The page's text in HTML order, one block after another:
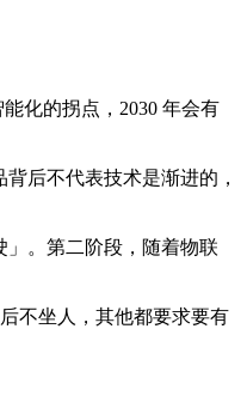
化的拐点，2030 年会有
后不代表技术是渐进的，
。第二阶段，随着物联
不坐人，其他都要求要有